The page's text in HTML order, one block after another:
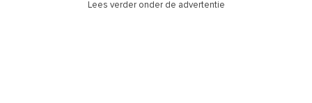
Lees verder onder de advertentie